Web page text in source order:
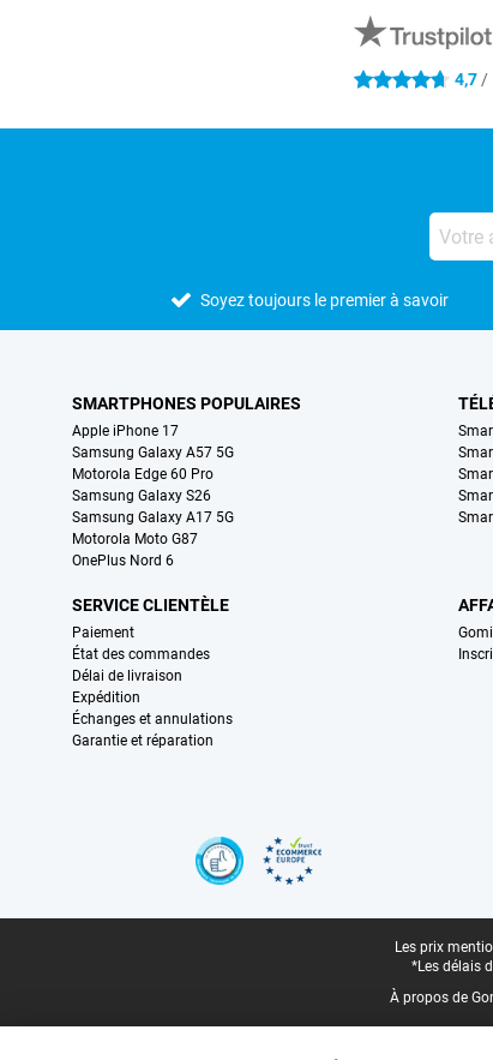
4.7 étoiles 4,7 /
Soyez toujours le premier à savoir
SMARTPHONES POPULAIRES
Apple iPhone 17
Samsung Galaxy A57 5G
Motorola Edge 60 Pro
Samsung Galaxy S26
Samsung Galaxy A17 5G
Motorola Moto G87
OnePlus Nord 6
SERVICE CLIENTÈLE
Paiement
État des commandes
Délai de livraison
Expédition
Échanges et annulations
Garantie et réparation
Les prix
*Les délais
À propos de